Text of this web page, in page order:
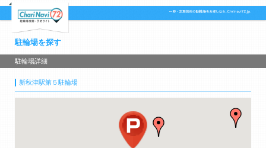
駐輪場を探す
駐輪場詳細
新秋津駅第５駐輪場